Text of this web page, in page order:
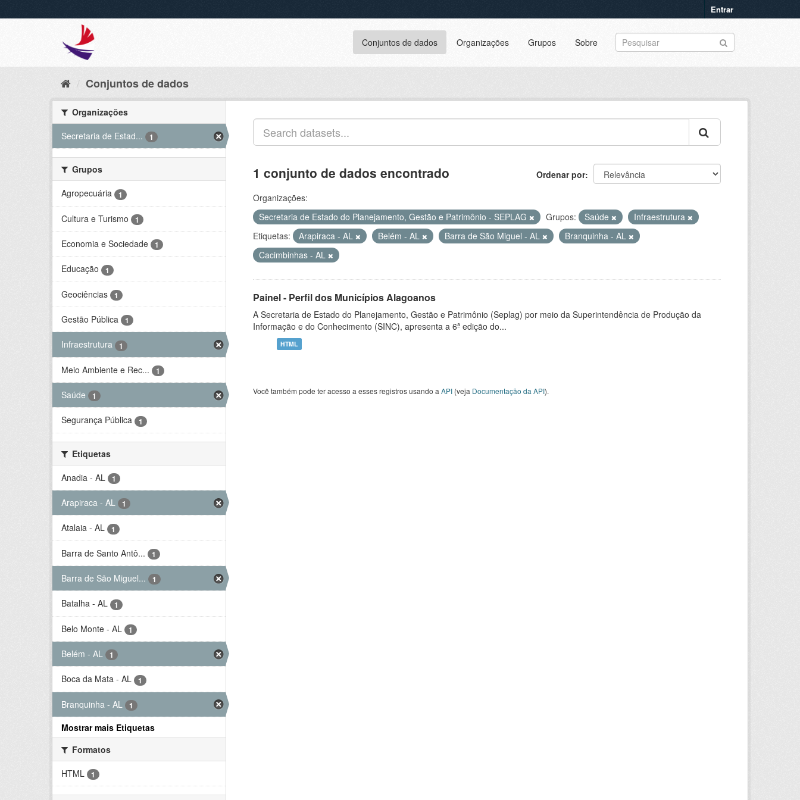
Entrar
Conjuntos de dados Organizações Grupos Sobre
Conjuntos de dados
Organizações
Secretaria de Estad...
1
Grupos
Agropecuária
1
Cultura e Turismo 1
Economia e Sociedade 1
Educação 1
Geociências 1
Gestão Pública 1
Infraestrutura 1
Meio Ambiente e Rec... 1
Saúde 1
Segurança Pública 1
Etiquetas
Anadia - AL
1
Arapiraca - AL 1
Atalaia - AL 1
Barra de Santo Antô... 1
Barra de São Miguel... 1
Batalha - AL 1
Belo Monte - AL 1
Belém - AL 1
Boca da Mata - AL 1
Branquinha - AL 1
Mostrar mais Etiquetas
Formatos
HTML
1
Ordenar por
1 conjunto de dados encontrado
Organizações:
Secretaria de Estado do Planejamento, Gestão e Patrimônio - SEPLAG
Grupos: Saúde
Infraestrutura
Etiquetas:
Arapiraca - AL Belém - AL Barra de São Miguel - AL
Branquinha - AL
Cacimbinhas - AL
Painel - Perfil dos Municípios Alagoanos
A Secretaria de Estado do Planejamento, Gestão e Patrimônio (Seplag) por meio da Superintendência de Produção da
Informação e do Conhecimento (SINC), apresenta a 6ª edição do...
HTML
Você também pode ter acesso a esses registros usando a API (veja Documentação da API).